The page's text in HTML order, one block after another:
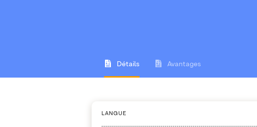
Détails Avantages
LANGUE